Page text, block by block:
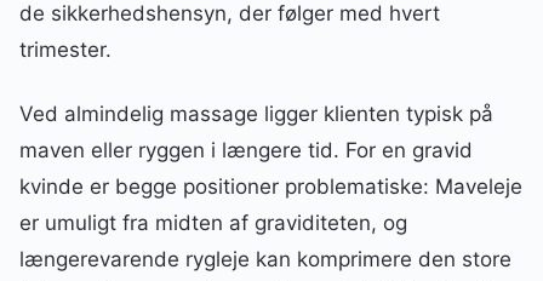
de sikkerhedshensyn, der følger med hvert
trimester.
Ved almindelig massage ligger klienten typisk på
maven eller ryggen i længere tid. For en gravid
kvinde er begge positioner problematiske: Maveleje
er umuligt fra midten af graviditeten, og
længerevarende rygleje kan komprimere den store